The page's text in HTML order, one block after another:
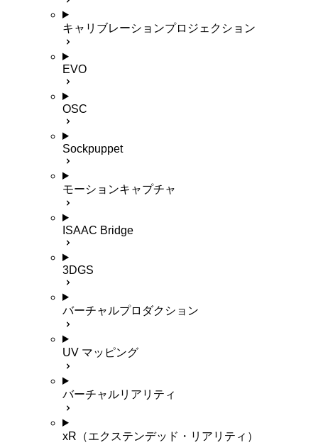
キャリブレーションプロジェクション
EVO
OSC
Sockpuppet
モーションキャプチャ
ISAAC Bridge
3DGS
バーチャルプロダクション
UV マッピング
バーチャルリアリティ
xR（エクステンデッド・リアリティ）